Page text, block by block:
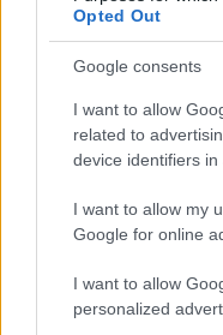
Opted Out
Google consents
I want to allow
related to
device identifiers in
I want to allow my
Google for online
I want to allow
personalized
CZUNYINÉ
FIÓKJÁT
Nem vicc! A Fidesz